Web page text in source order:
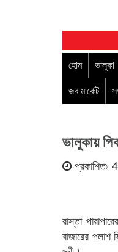
হোম ভালুকা
জব মার্কেট
ভালুকায়
রাস্তা
বাজারের